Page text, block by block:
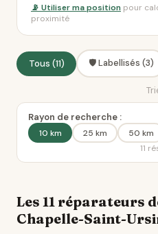
📡 Utiliser ma position pour
proximité
Tous (11) 🛡️ Labellisés (3)
Rayon de recherche :
10 km 25 km 50 km
11
Les 11 réparateurs
Chapelle-Saint-